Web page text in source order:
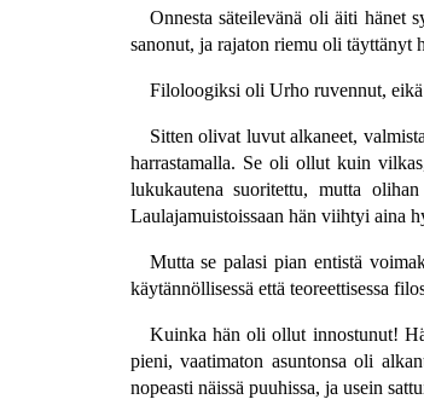
Onnesta säteilevänä oli äiti hänet
sanonut, ja rajaton riemu oli täyttänyt
Filoloogiksi oli Urho ruvennut,
Sitten olivat luvut alkaneet,
harrastamalla. Se oli ollut kuin
lukukautena suoritettu, mutta
Laulajamuistoissaan hän viihtyi aina
Mutta se palasi pian entistä
käytännöllisessä että teoreettisessa
Kuinka hän oli ollut innostunut!
pieni, vaatimaton asuntonsa oli
nopeasti näissä puuhissa, ja usein